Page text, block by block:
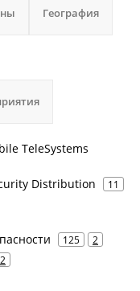
География
TeleSystems
Distribution
11
125 2
2